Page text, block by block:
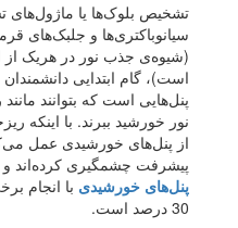
تشخیص بلوک‌ها یا ماژول‌های
سیانوباکتری‌ها و جلبک‌های
(شیوه‌ی جذب نور در هریک از
است)، گام ابتدایی
پنل‌هایی است که بتوانند
نور خورشید ببرند. با اینکه
از پنل‌های خورشیدی عمل
پیشرفت چشمگیری کرده‌اند و
پنل‌های خورشیدی با انجام
30 درصد است.